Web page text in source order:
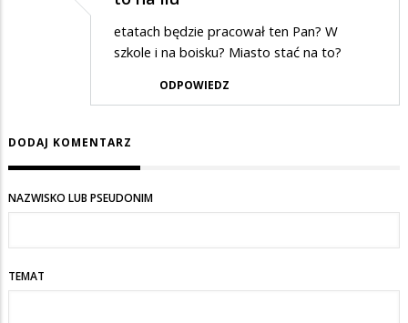
etatach będzie pracował ten Pan? W
szkole i na boisku? Miasto stać na to?
ODPOWIEDZ
DODAJ KOMENTARZ
NAZWISKO LUB PSEUDONIM
TEMAT